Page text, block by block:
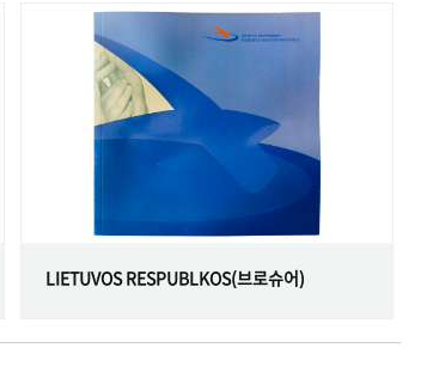
LIETUVOS RESPUBLKOS(브로슈어)